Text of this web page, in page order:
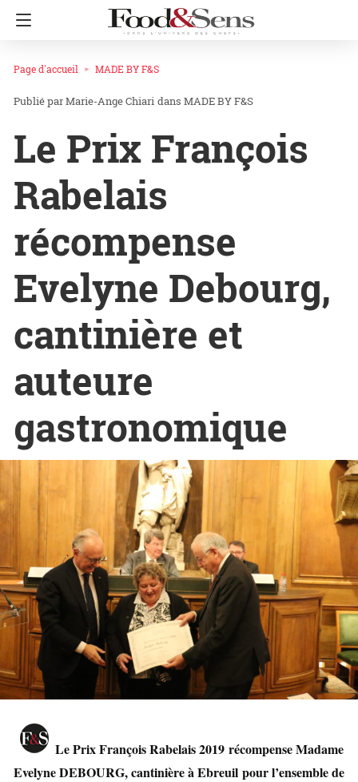
Page d'accueil MADE BY F&S
Marie-Ange Chiari dans MADE BY F&S
Le Prix François
Rabelais
récompense
Evelyne Debourg,
cantinière et
auteure
gastronomique
Le Prix François Rabelais 2019 récompense Madame
Evelyne DEBOURG, cantinière à Ebreuil pour l’ensemble de